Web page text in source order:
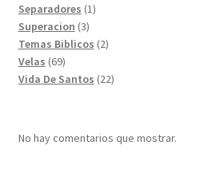
Separadores 11
Superacion 33
productos
Temas Biblicos 22
Velas 6969
productos
Vida De Santos 2222
No hay comentarios que mostrar.